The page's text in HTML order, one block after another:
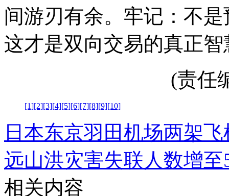
间游刃有余。牢记：不
这才是双向交易的真正智
(责任
[1][2][3][4][5][6][7][8][9][10]
日本东京羽田机场两架
远山洪灾害失联人数增至
相关内容